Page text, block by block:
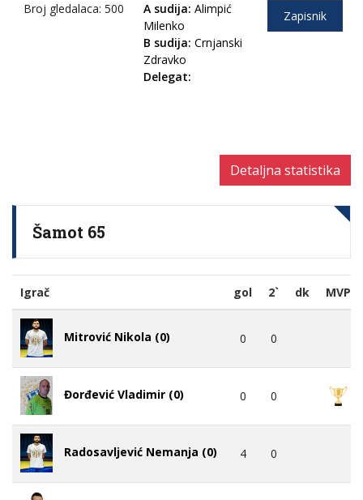
Broj gledalaca: 500 A sudija: Alimpić
Milenko
B sudija: Crnjanski
Zdravko
Delegat:
Zapisnik
Detaljna statistika
Šamot 65
Igrač gol 2` dk MVP
Mitrović Nikola (0) 0 0
Đorđević Vladimir (0) 0 0
Radosavljević Nemanja (0) 4 0